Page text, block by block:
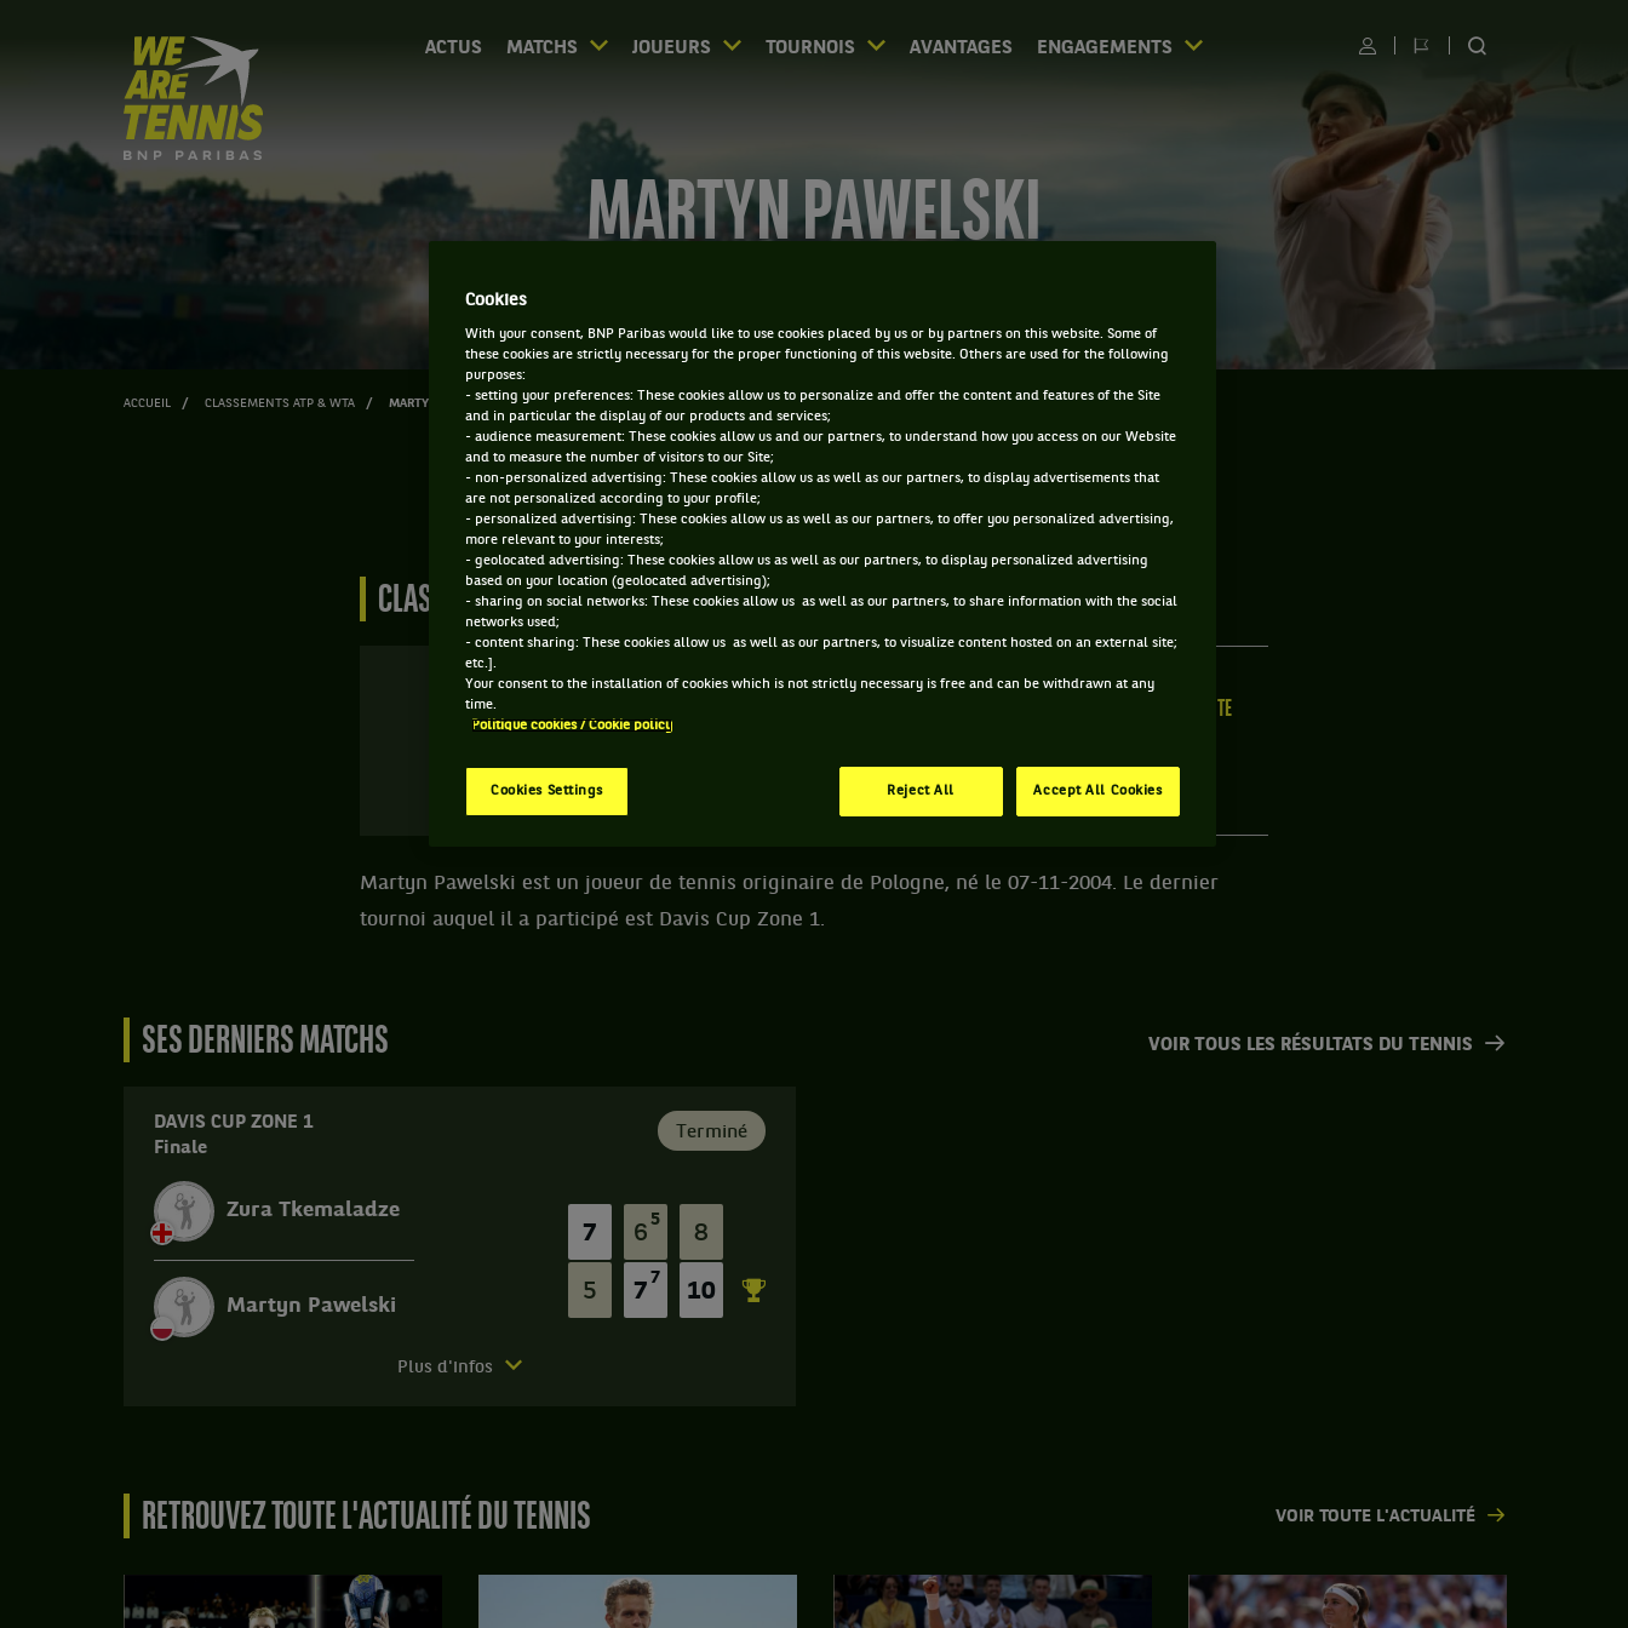
We
are
Tennis
by
BNP
Accueil
ACTUS MATCHS JOUEURS TOURNOIS AVANTAGES ENGAGEMENTS UtilisateurChanger
langue
RECHERCHER
SITE
MARTYN PAWELSKI
ACCUEIL CLASSEMENTS ATP & WTA MARTYN PAWELSKI
CLASSEMENT DE MARTYN PAWELSKI ET INFORMATIONS DU JOUEUR
88 PTS
484ÈME
ATP SIMPLE
07/11/2004
MAIN FORTE
Martyn Pawelski est un joueur de tennis originaire de Pologne, né le 07-11-2004. Le dernier
tournoi auquel il a participé est Davis Cup Zone 1.
SES DERNIERS MATCHS
DAVIS CUP ZONE 1
Finale
Terminé
Zura Tkemaladze
7 6
5
8
Martyn Pawelski
5 7
7
10
1.
Pawelski,
Pologne
Plus d'infos
VOIR TOUS LES RÉSULTATS DU TENNIS
RETROUVEZ TOUTE L'ACTUALITÉ DU TENNIS VOIR TOUTE L'ACTUALITÉ
Cookies
With your consent, BNP Paribas would like to use cookies placed by us or by partners on this website. Some of
these cookies are strictly necessary for the proper functioning of this website. Others are used for the following
purposes:
- setting your preferences: These cookies allow us to personalize and offer the content and features of the Site
and in particular the display of our products and services;
- audience measurement: These cookies allow us and our partners, to understand how you access on our Website
and to measure the number of visitors to our Site;
- non-personalized advertising: These cookies allow us as well as our partners, to display advertisements that
are not personalized according to your profile;
- personalized advertising: These cookies allow us as well as our partners, to offer you personalized advertising,
more relevant to your interests;
- geolocated advertising: These cookies allow us as well as our partners, to display personalized advertising
based on your location (geolocated advertising);
- sharing on social networks: These cookies allow us as well as our partners, to share information with the social
networks used;
- content sharing: These cookies allow us as well as our partners, to visualize content hosted on an external site;
etc.].
Your consent to the installation of cookies which is not strictly necessary is free and can be withdrawn at any
time.
Politique cookies / Cookie policy
Cookies Settings Reject All Accept All Cookies